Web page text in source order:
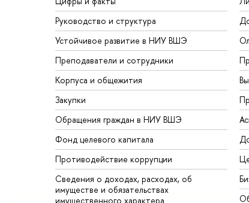
Руководство и структура
Устойчивое развитие в НИУ ВШЭ
Преподаватели и сотрудники
Корпуса и общежития
Закупки
Обращения граждан в НИУ ВШЭ
Фонд целевого капитала
Противодействие коррупции
Сведения о доходах, расходах, об
имуществе и обязательствах
имущественного характера